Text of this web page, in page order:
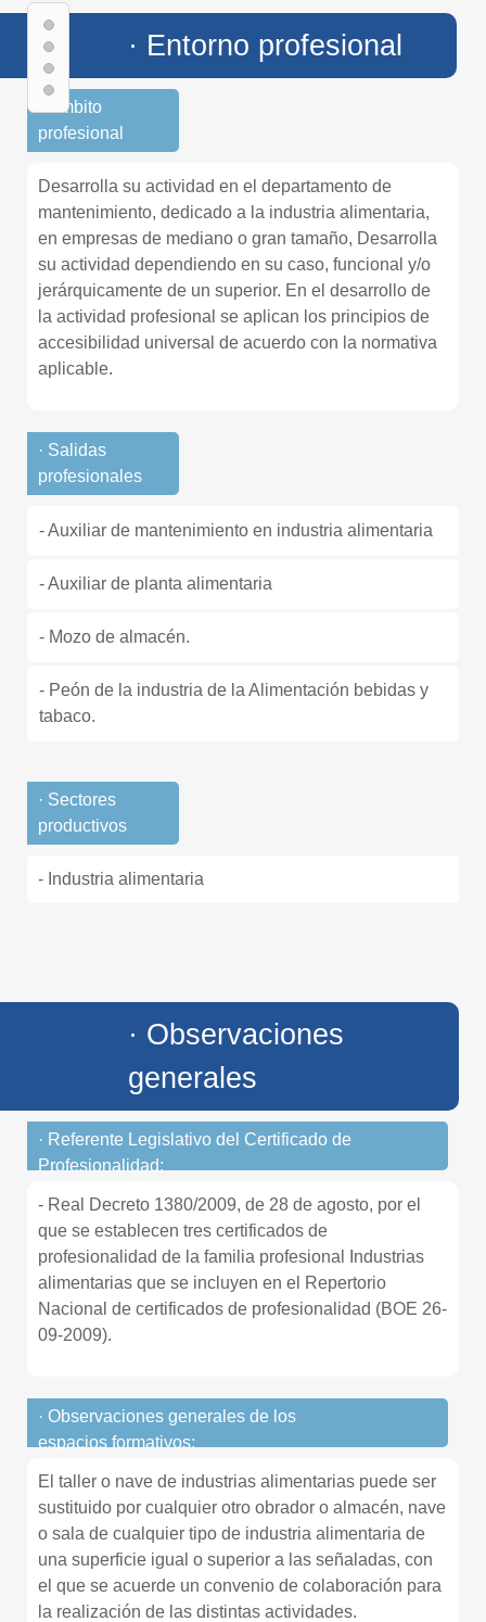
· Entorno profesional
· Ámbito
profesional
Desarrolla su actividad en el departamento de
mantenimiento, dedicado a la industria alimentaria,
en empresas de mediano o gran tamaño, Desarrolla
su actividad dependiendo en su caso, funcional y/o
jerárquicamente de un superior. En el desarrollo de
la actividad profesional se aplican los principios de
accesibilidad universal de acuerdo con la normativa
aplicable.
· Salidas
profesionales
- Auxiliar de mantenimiento en industria alimentaria
- Auxiliar de planta alimentaria
- Mozo de almacén.
- Peón de la industria de la Alimentación bebidas y
tabaco.
· Sectores
productivos
- Industria alimentaria
· Observaciones
generales
· Referente Legislativo del Certificado de
Profesionalidad:
- Real Decreto 1380/2009, de 28 de agosto, por el
que se establecen tres certificados de
profesionalidad de la familia profesional Industrias
alimentarias que se incluyen en el Repertorio
Nacional de certificados de profesionalidad (BOE 26-
09-2009).
· Observaciones generales de los
espacios formativos:
El taller o nave de industrias alimentarias puede ser
sustituido por cualquier otro obrador o almacén, nave
o sala de cualquier tipo de industria alimentaria de
una superficie igual o superior a las señaladas, con
el que se acuerde un convenio de colaboración para
la realización de las distintas actividades.